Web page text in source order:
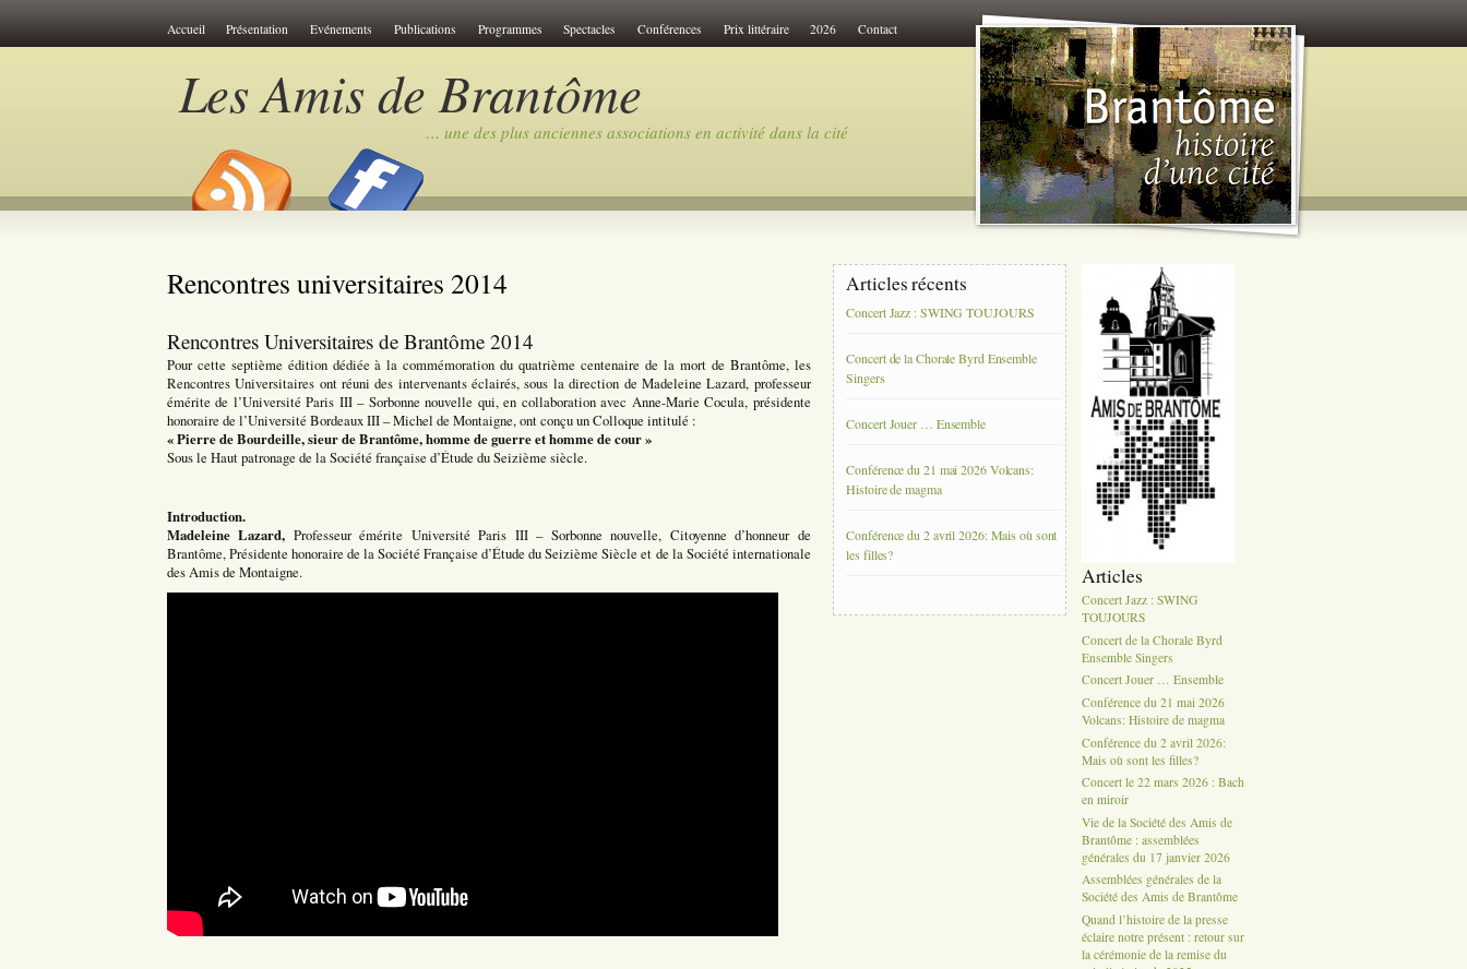
Accueil Présentation Evénements Publications Programmes Spectacles Conférences Prix littéraire 2026 Contact
Les Amis de Brantôme
… une des plus anciennes associations en activité dans la cité
Rencontres universitaires 2014
Rencontres Universitaires de Brantôme 2014
Pour cette septième édition dédiée à la commémoration du quatrième centenaire de la mort de Brantôme, les
Rencontres Universitaires ont réuni des intervenants éclairés, sous la direction de Madeleine Lazard, professeur
émérite de l’Université Paris III – Sorbonne nouvelle qui, en collaboration avec Anne-Marie Cocula, présidente
honoraire de l’Université Bordeaux III – Michel de Montaigne, ont conçu un Colloque intitulé :
« Pierre de Bourdeille, sieur de Brantôme, homme de guerre et homme de cour »
Sous le Haut patronage de la Société française d’Étude du Seizième siècle.
Introduction.
Madeleine Lazard, Professeur émérite Université Paris III – Sorbonne nouvelle, Citoyenne d’honneur de
Brantôme, Présidente honoraire de la Société Française d’Étude du Seizième Siècle et de la Société internationale
des Amis de Montaigne.
Articles récents
Concert Jazz : SWING TOUJOURS
Concert de la Chorale Byrd Ensemble
Singers
Concert Jouer … Ensemble
Conférence du 21 mai 2026 Volcans:
Histoire de magma
Conférence du 2 avril 2026: Mais où sont
les filles?
Articles
Concert Jazz : SWING
TOUJOURS
Concert de la Chorale Byrd
Ensemble Singers
Concert Jouer … Ensemble
Conférence du 21 mai 2026
Volcans: Histoire de magma
Conférence du 2 avril 2026:
Mais où sont les filles?
Concert le 22 mars 2026 : Bach
en miroir
Vie de la Société des Amis de
Brantôme : assemblées
générales du 17 janvier 2026
Assemblées générales de la
Société des Amis de Brantôme
Quand l’histoire de la presse
éclaire notre présent : retour sur
la cérémonie de la remise du